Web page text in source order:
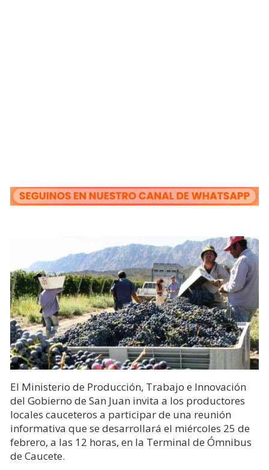
El Ministerio de Producción, Trabajo e Innovación
del Gobierno de San Juan invita a los productores
locales cauceteros a participar de una reunión
informativa que se desarrollará el miércoles 25 de
febrero, a las 12 horas, en la Terminal de Ómnibus
de Caucete.